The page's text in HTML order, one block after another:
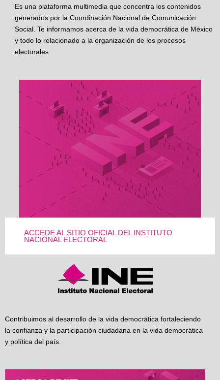
Es una plataforma multimedia que concentra los contenidos
generados por la Coordinación Nacional de Comunicación
Social. Te informamos acerca de la vida democrática de México
y todo lo relacionado a la organización de los procesos
electorales
ACCEDE AL SITIO OFICIAL DEL INSTITUTO
NACIONAL ELECTORAL
Contribuimos al desarrollo de la vida democrática fortaleciendo
la confianza y la participación ciudadana en la vida democrática
y política del país.